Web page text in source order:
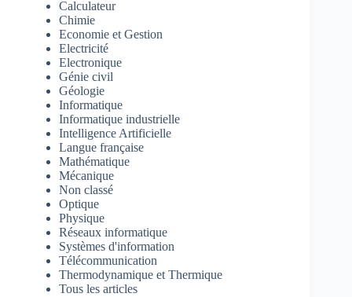
Calculateur
Chimie
Economie et Gestion
Electricité
Electronique
Génie civil
Géologie
Informatique
Informatique industrielle
Intelligence Artificielle
Langue française
Mathématique
Mécanique
Non classé
Optique
Physique
Réseaux informatique
Systèmes d'information
Télécommunication
Thermodynamique et Thermique
Tous les articles